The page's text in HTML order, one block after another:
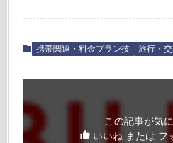
携帯関連・料金プラン技 旅行・
この記事が気
いいね または フ